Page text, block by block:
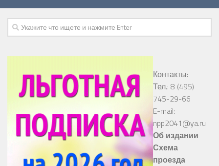
Контакты:
Тел.: 8 (495)
745-29-66
E-mail:
npp2041@ya.ru
Об издании
Схема
проезда